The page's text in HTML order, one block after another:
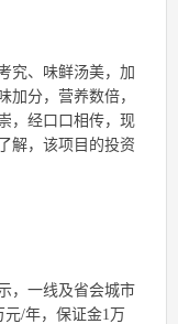
究、味鲜汤美，加
加分，营养数倍，
，经口口相传，现
解，该项目的投资
，一线及省会城市
/年，保证金1万